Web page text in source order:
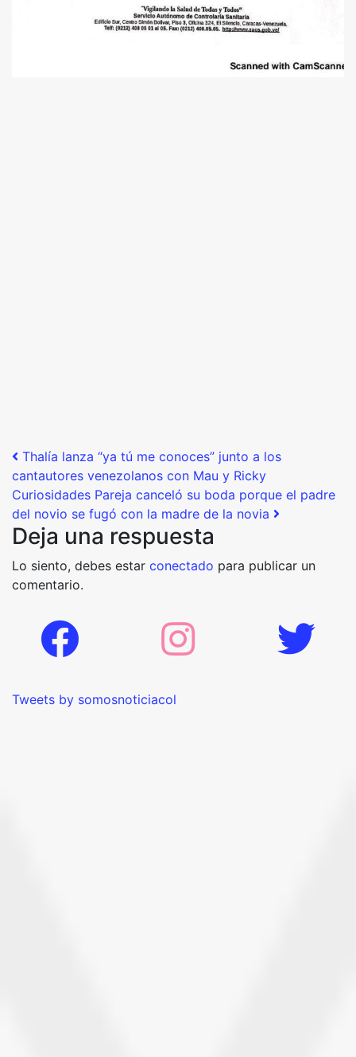
Post navigation
Thalía lanza “ya tú me conoces” junto a los
cantautores venezolanos con Mau y Ricky
Curiosidades Pareja canceló su boda porque el padre
del novio se fugó con la madre de la novia
Deja una respuesta
Lo siento, debes estar conectado para publicar un
comentario.
Tweets by somosnoticiacol